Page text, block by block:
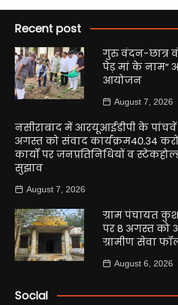
Recent post
गुरु वंदन-छात्र
पेड़ मां के नाम”
आयोजन
August 7, 2026
नसीराबाद में आरयूआईडीपी के
अगस्त को संवाद कार्यक्रम40.34
कार्यों पर जनप्रतिनिधियों व
सुझाव
August 7, 2026
ग्राम पंचायत
पर 8 अगस्त को
ग्रामीण सेवा
August 6, 2026
Social